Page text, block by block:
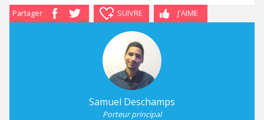
Partager SUIVRE J'AIME
Samuel Deschamps
Porteur principal